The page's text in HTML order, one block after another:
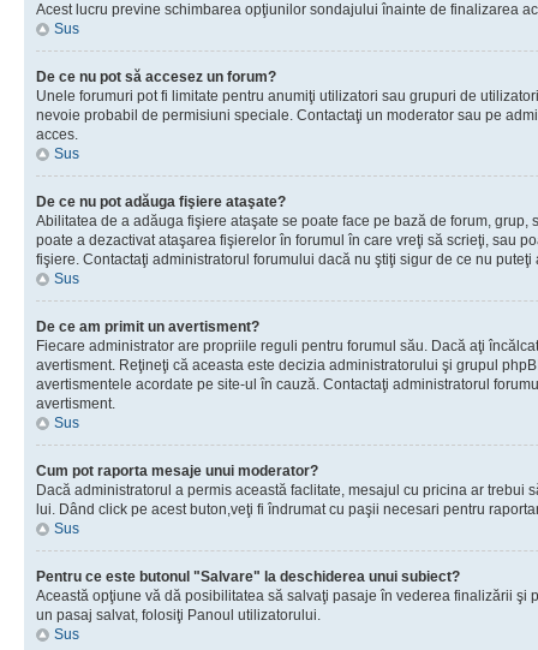
Acest lucru previne schimbarea opţiunilor sondajului înainte de finalizarea
Sus
De ce nu pot să accesez un forum?
Unele forumuri pot fi limitate pentru anumiţi utilizatori sau grupuri de
nevoie probabil de permisiuni speciale. Contactaţi un moderator sau pe
acces.
Sus
De ce nu pot adăuga fişiere ataşate?
Abilitatea de a adăuga fişiere ataşate se poate face pe bază de forum, grup,
poate a dezactivat ataşarea fişierelor în forumul în care vreţi să scrieţi, sau
fişiere. Contactaţi administratorul forumului dacă nu ştiţi sigur de ce nu
Sus
De ce am primit un avertisment?
Fiecare administrator are propriile reguli pentru forumul său. Dacă aţi
avertisment. Reţineţi că aceasta este decizia administratorului şi grupul
avertismentele acordate pe site-ul în cauză. Contactaţi administratorul
avertisment.
Sus
Cum pot raporta mesaje unui moderator?
Dacă administratorul a permis această faclitate, mesajul cu pricina ar trebui
lui. Dând click pe acest buton,veţi fi îndrumat cu paşii necesari pentru
Sus
Pentru ce este butonul "Salvare" la deschiderea unui subiect?
Această opţiune vă dă posibilitatea să salvaţi pasaje în vederea finalizării şi
un pasaj salvat, folosiţi Panoul utilizatorului.
Sus